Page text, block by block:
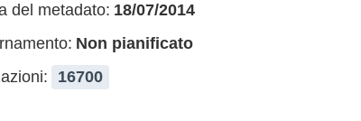
del metadato: 18/07/2014
Non pianificato
16700